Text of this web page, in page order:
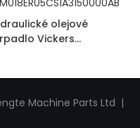
olejové
Vickers
Machine Parts Ltd |